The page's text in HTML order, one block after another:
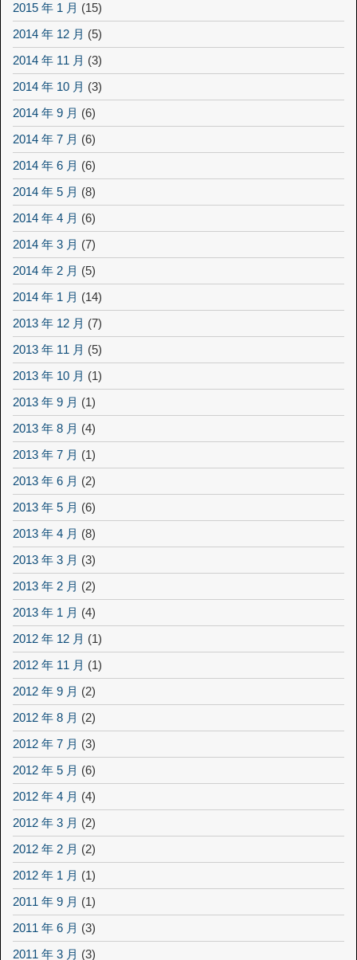
2015 年 1 月 (15)
2014 年 12 月 (5)
2014 年 11 月 (3)
2014 年 10 月 (3)
2014 年 9 月 (6)
2014 年 7 月 (6)
2014 年 6 月 (6)
2014 年 5 月 (8)
2014 年 4 月 (6)
2014 年 3 月 (7)
2014 年 2 月 (5)
2014 年 1 月 (14)
2013 年 12 月 (7)
2013 年 11 月 (5)
2013 年 10 月 (1)
2013 年 9 月 (1)
2013 年 8 月 (4)
2013 年 7 月 (1)
2013 年 6 月 (2)
2013 年 5 月 (6)
2013 年 4 月 (8)
2013 年 3 月 (3)
2013 年 2 月 (2)
2013 年 1 月 (4)
2012 年 12 月 (1)
2012 年 11 月 (1)
2012 年 9 月 (2)
2012 年 8 月 (2)
2012 年 7 月 (3)
2012 年 5 月 (6)
2012 年 4 月 (4)
2012 年 3 月 (2)
2012 年 2 月 (2)
2012 年 1 月 (1)
2011 年 9 月 (1)
2011 年 6 月 (3)
2011 年 3 月 (3)